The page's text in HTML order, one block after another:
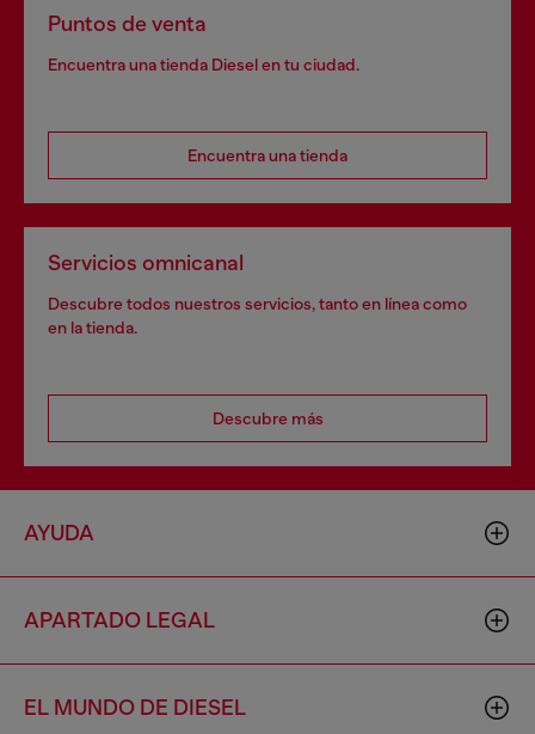
Puntos de venta
Encuentra una tienda Diesel en tu ciudad.
Encuentra una tienda
Servicios omnicanal
Descubre todos nuestros servicios, tanto en línea como
en la tienda.
Descubre más
AYUDA
APARTADO LEGAL
EL MUNDO DE DIESEL